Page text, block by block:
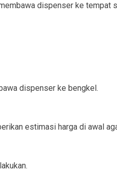
dispenser ke tempat
dispenser ke bengkel.
estimasi harga di awal